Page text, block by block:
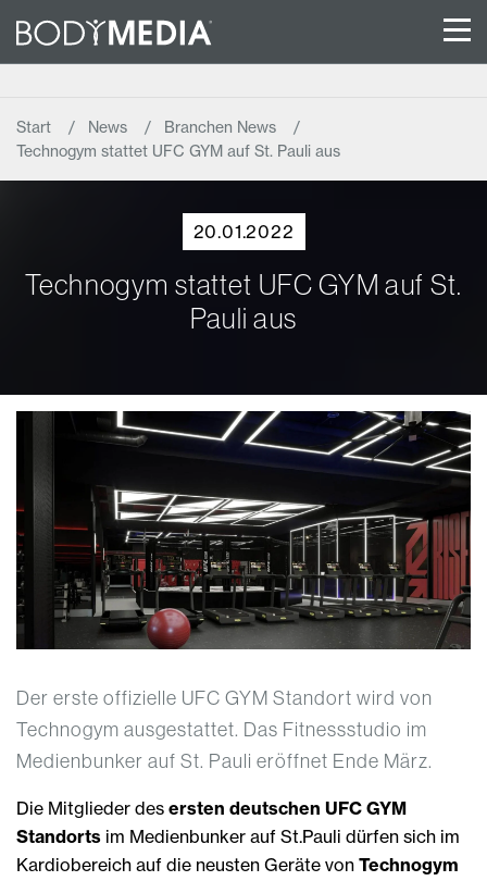
Start News
Branchen News
Technogym stattet UFC GYM auf St. Pauli aus
20.01.2022
Technogym stattet UFC GYM auf St.
Pauli aus
Der erste offizielle UFC GYM Standort wird von
Technogym ausgestattet. Das Fitnessstudio im
Medienbunker auf St. Pauli eröffnet Ende März.
Die Mitglieder des ersten deutschen UFC GYM
Standorts im Medienbunker auf St.Pauli dürfen sich im
Kardiobereich auf die neusten Geräte von Technogym